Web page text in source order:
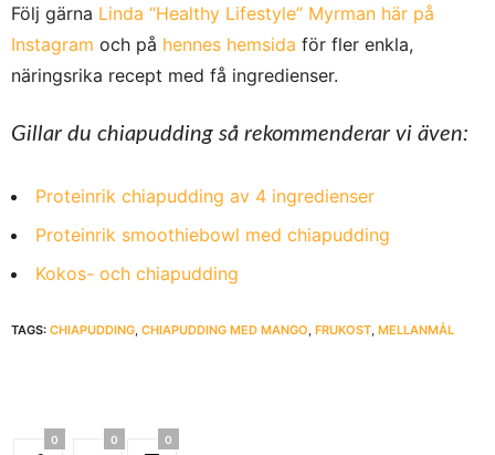
Följ gärna Linda “Healthy Lifestyle” Myrman här på
Instagram och på hennes hemsida för fler enkla,
näringsrika recept med få ingredienser.
Gillar du chiapudding så rekommenderar vi även:
Proteinrik chiapudding av 4 ingredienser
Proteinrik smoothiebowl med chiapudding
Kokos- och chiapudding
TAGS: CHIAPUDDING CHIAPUDDING MED MANGO FRUKOST MELLANMÅL
0 0 0